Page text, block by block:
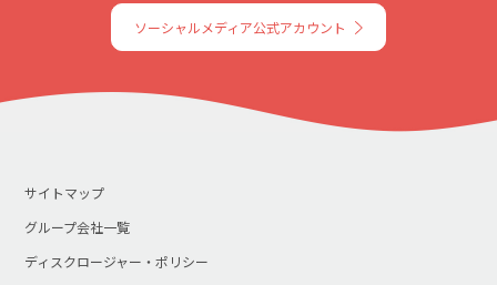
ソーシャルメディア公式アカウント
サイトマップ
グループ会社一覧
ディスクロージャー・ポリシー